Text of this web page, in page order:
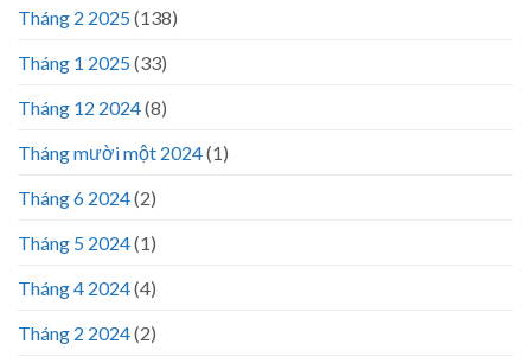
Tháng 2 2025(138)
Tháng 1 2025(33)
Tháng 12 2024(8)
Tháng mười một 2024(1)
Tháng 6 2024(2)
Tháng 5 2024(1)
Tháng 4 2024(4)
Tháng 2 2024(2)